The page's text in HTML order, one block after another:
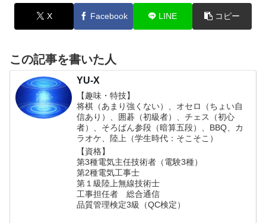
X Facebook LINE コピー
この記事を書いた人
YU-X
【趣味・特技】
将棋（あまり強くない）、オセロ（ちょい自
信あり）、囲碁（初級者）、チェス（初心
者）、そろばん参段（暗算五段）、BBQ、カ
ラオケ、陸上（学生時代：そこそこ）
【資格】
第3種電気主任技術者（電験3種）
第2種電気工事士
第１級陸上無線技術士
工事担任者 総合通信
品質管理検定3級（QC検定）